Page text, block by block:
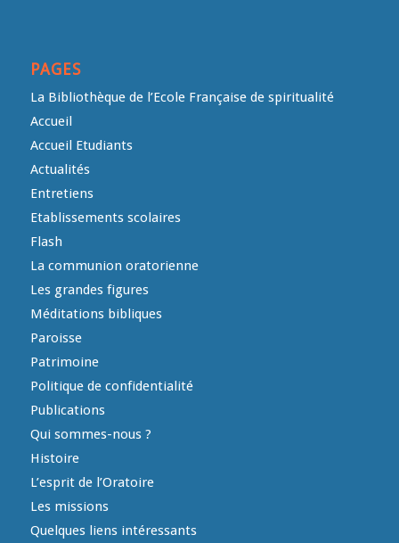
PAGES
La Bibliothèque de l’Ecole Française de spiritualité
Accueil
Accueil Etudiants
Actualités
Entretiens
Etablissements scolaires
Flash
La communion oratorienne
Les grandes figures
Méditations bibliques
Paroisse
Patrimoine
Politique de confidentialité
Publications
Qui sommes-nous ?
Histoire
L’esprit de l’Oratoire
Les missions
Quelques liens intéressants